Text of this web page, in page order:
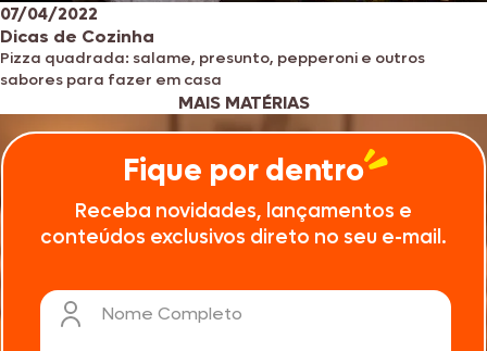
07/04/2022
Dicas de Cozinha
Pizza quadrada: salame, presunto, pepperoni e outros
sabores para fazer em casa
MAIS MATÉRIAS
Fique por dentro
Receba novidades, lançamentos e
conteúdos exclusivos direto no seu e-mail.
Nome Completo